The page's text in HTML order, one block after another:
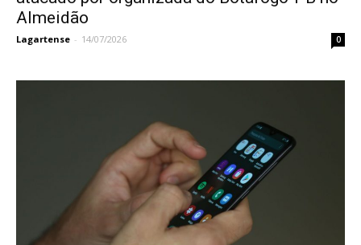
Almeidão
Lagartense - 14/07/2026 0